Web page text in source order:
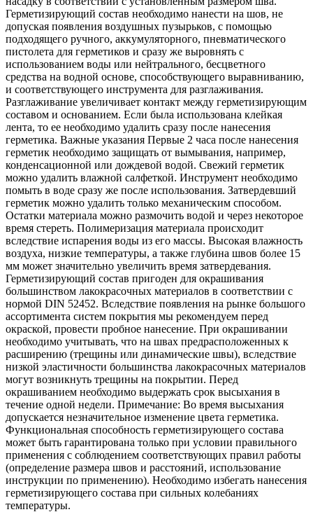
Герметизирующий состав необходимо нанести на шов, не
допуская появления воздушных пузырьков, с помощью
подходящего ручного, аккумуляторного, пневматического
пистолета для герметиков и сразу же выровнять с
использованием воды или нейтрального, бесцветного
средства на водной основе, способствующего выравниванию,
и соответствующего инструмента для разглаживания.
Разглаживание увеличивает контакт между герметизирующим
составом и основанием. Если была использована клейкая
лента, то ее необходимо удалить сразу после нанесения
герметика. Важные указания Первые 2 часа после нанесения
герметик необходимо защищать от вымывания, например,
конденсационной или дождевой водой. Свежий герметик
можно удалить влажной салфеткой. Инструмент необходимо
помыть в воде сразу же после использования. Затвердевший
герметик можно удалить только механическим способом.
Остатки материала можно размочить водой и через некоторое
время стереть. Полимеризация материала происходит
вследствие испарения воды из его массы. Высокая влажность
воздуха, низкие температуры, а также глубина швов более 15
мм может значительно увеличить время затвердевания.
Герметизирующий состав пригоден для окрашивания
большинством лакокрасочных материалов в соответствии с
нормой DIN 52452. Вследствие появления на рынке большого
ассортимента систем покрытия мы рекомендуем перед
окраской, провести пробное нанесение. При окрашивании
необходимо учитывать, что на швах предрасположенных к
расширению (трещины или динамические швы), вследствие
низкой эластичности большинства лакокрасочных материалов
могут возникнуть трещины на покрытии. Перед
окрашиванием необходимо выдержать срок высыхания в
течение одной недели. Примечание: Во время высыхания
допускается незначительное изменение цвета герметика.
Функциональная способность герметизирующего состава
может быть гарантирована только при условии правильного
применения с соблюдением соответствующих правил работы
(определение размера швов и расстояний, использование
инструкции по применению). Необходимо избегать нанесения
герметизирующего состава при сильных колебаниях
температуры.